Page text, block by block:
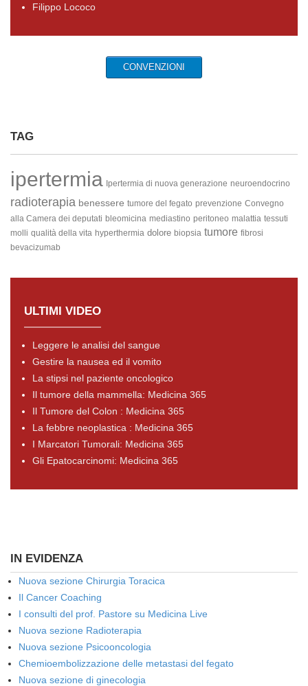
Filippo Lococo
CONVENZIONI
TAG
ipertermia Ipertermia di nuova generazione neuroendocrino
radioterapia benessere tumore del fegato prevenzione Convegno
alla Camera dei deputati bleomicina mediastino peritoneo malattia tessuti
molli qualità della vita hyperthermia dolore biopsia tumore fibrosi
bevacizumab
ULTIMI VIDEO
Leggere le analisi del sangue
Gestire la nausea ed il vomito
La stipsi nel paziente oncologico
Il tumore della mammella: Medicina 365
Il Tumore del Colon : Medicina 365
La febbre neoplastica : Medicina 365
I Marcatori Tumorali: Medicina 365
Gli Epatocarcinomi: Medicina 365
IN EVIDENZA
Nuova sezione Chirurgia Toracica
Il Cancer Coaching
I consulti del prof. Pastore su Medicina Live
Nuova sezione Radioterapia
Nuova sezione Psicooncologia
Chemioembolizzazione delle metastasi del fegato
Nuova sezione di ginecologia